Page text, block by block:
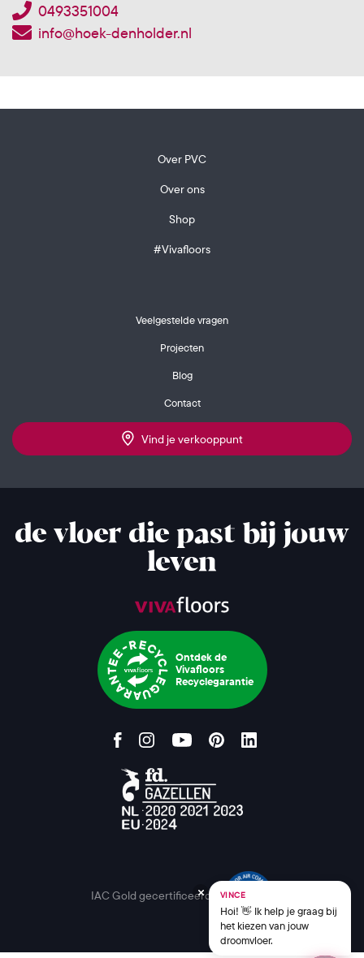
0493351004
info@hoek-denholder.nl
Over PVC
Over ons
Shop
#Vivafloors
Veelgestelde vragen
Projecten
Blog
Contact
Vind je verkooppunt
de vloer die past bij jouw
leven
Ontdek de
Vivafloors
Recyclegarantie
IAC Gold gecertificeerd VINCE
Hoi! 👋 Ik help je graag bij
het kiezen van jouw
droomvloer.